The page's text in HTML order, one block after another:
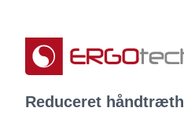
Reduceret